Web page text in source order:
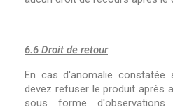
6.6 Droit de retour
En cas d'anomalie constatée
devez refuser le produit après
sous forme d'observations